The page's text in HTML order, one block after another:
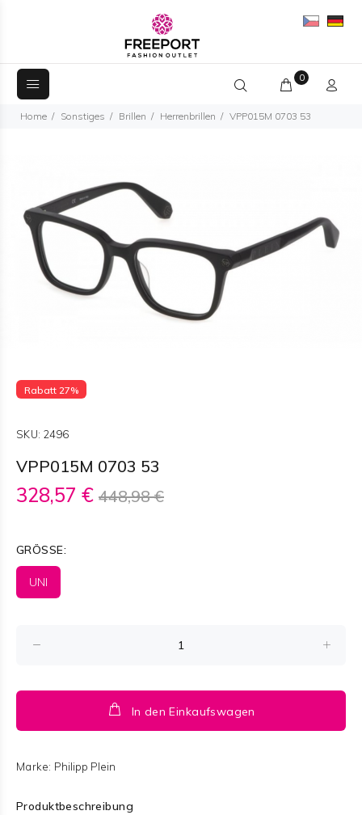
0
Home Sonstiges Brillen Herrenbrillen VPP015M 0703 53
Rabatt 27%
SKU: 2496
VPP015M 0703 53
328,57 € 448,98 €
GRÖSSE:
UNI
In den Einkaufswagen
Marke: Philipp Plein
Produktbeschreibung